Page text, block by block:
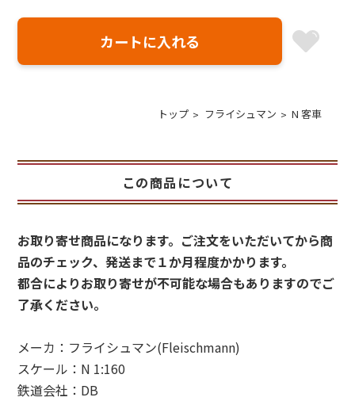
トップ フライシュマン N 客車
この商品について
お取り寄せ商品になります。ご注文をいただいてから商
品のチェック、発送まで１か月程度かかります。
都合によりお取り寄せが不可能な場合もありますのでご
了承ください。
メーカ：フライシュマン(Fleischmann)
スケール：N 1:160
鉄道会社：DB